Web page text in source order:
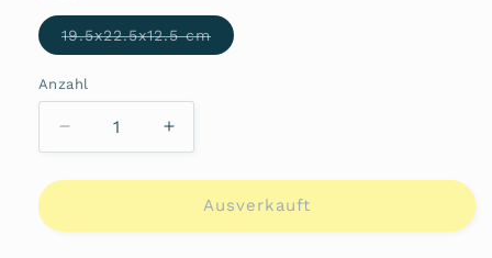
19.5x22.5x12.5 cmVariante
ausverkauft
Anzahl
Anzahl
Verringere
die
Menge
Umhängetasche
Erhöhe
die
Menge
Umhängetasche
Ausverkauft